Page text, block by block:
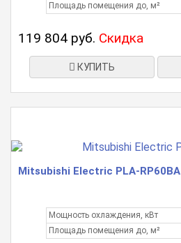
Площадь помещения до, м²
119 804 руб. Скидка
КУПИТЬ
Mitsubishi Electric PLA-RP60BA
Мощность охлаждения, кВт
Площадь помещения до, м²